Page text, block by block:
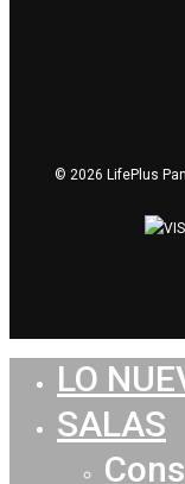
© 2026 LifePlus
LO
SALAS